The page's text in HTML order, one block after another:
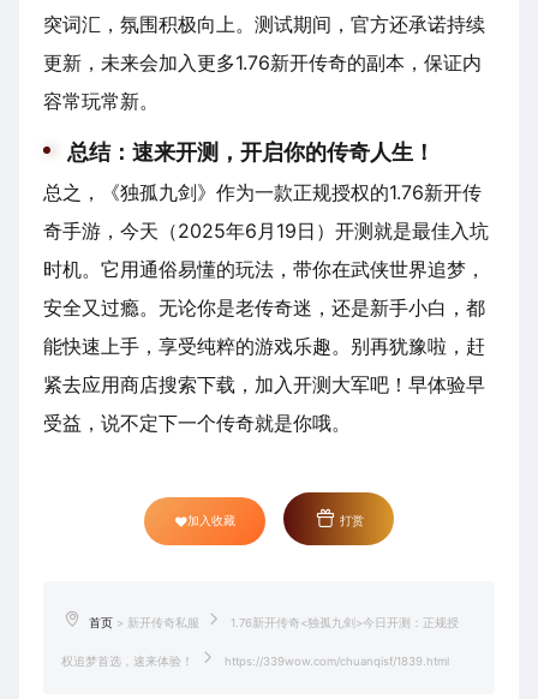
突词汇，氛围积极向上。测试期间，官方还承诺持续
更新，未来会加入更多1.76新开传奇的副本，保证内
容常玩常新。
总结：速来开测，开启你的传奇人生！
总之，《独孤九剑》作为一款正规授权的1.76新开传
奇手游，今天（2025年6月19日）开测就是最佳入坑
时机。它用通俗易懂的玩法，带你在武侠世界追梦，
安全又过瘾。无论你是老传奇迷，还是新手小白，都
能快速上手，享受纯粹的游戏乐趣。别再犹豫啦，赶
紧去应用商店搜索下载，加入开测大军吧！早体验早
受益，说不定下一个传奇就是你哦。
加入收藏 打赏
首页 > 新开传奇私服 1.76新开传奇<独孤九剑>今日开测：正规授
权追梦首选，速来体验！ https://339wow.com/chuanqisf/1839.html